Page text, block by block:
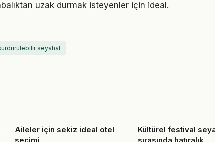
uzak durmak isteyenler için ideal.
seyahat
Aileler için sekiz ideal otel
seçimi
Kültürel festival
sırasında hatıralık